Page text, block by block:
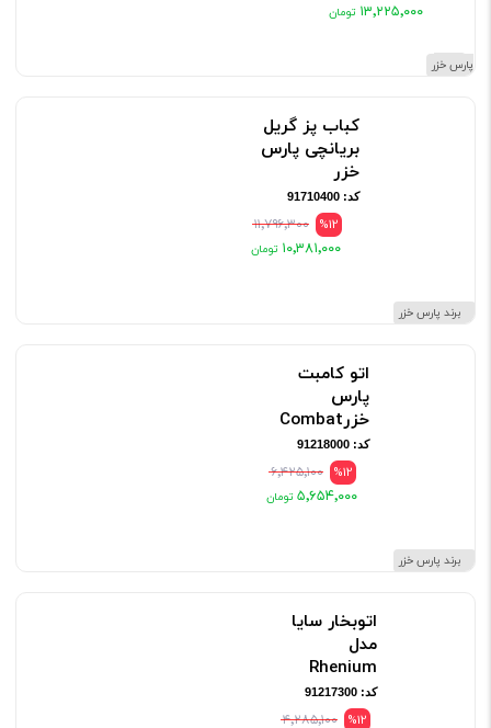
برند پارس خزر
۱۳٬۲۲۵٬۰۰۰
برند پارس خزر
کباب پز گریل
بریانچی پارس
خزر
کد: 91710400
%12 ۱۱٬۷۹۶٬۳۰۰
۱۰٬۳۸۱٬۰۰۰
برند پارس خزر
اتو کامبت
پارس
خزرCombat
کد: 91218000
%12 ۶٬۴۲۵٬۱۰۰
۵٬۶۵۴٬۰۰۰
اتوبخار سایا
مدل
Rhenium
کد: 91217300
%12 ۴٬۲۸۵٬۱۰۰